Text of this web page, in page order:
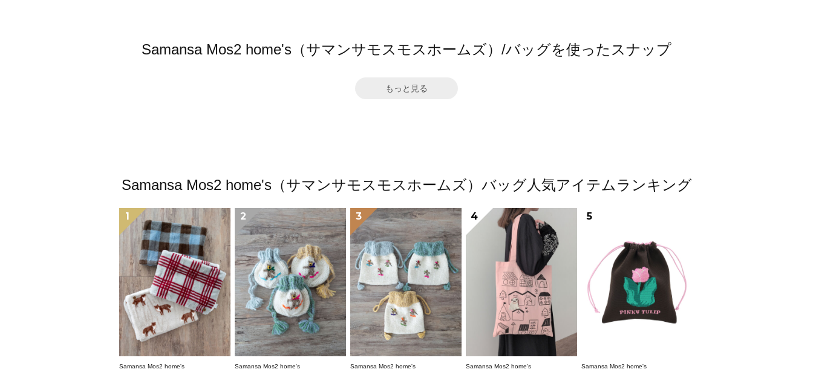
Samansa Mos2 home's（サマンサモスモスホームズ）/バッグを使ったスナップ
もっと見る
Samansa Mos2 home's（サマンサモスモスホームズ）バッグ人気アイテムランキング
1
Samansa Mos2 home's
2
Samansa Mos2 home's
3
Samansa Mos2 home's
4
Samansa Mos2 home's
5
Samansa Mos2 home's